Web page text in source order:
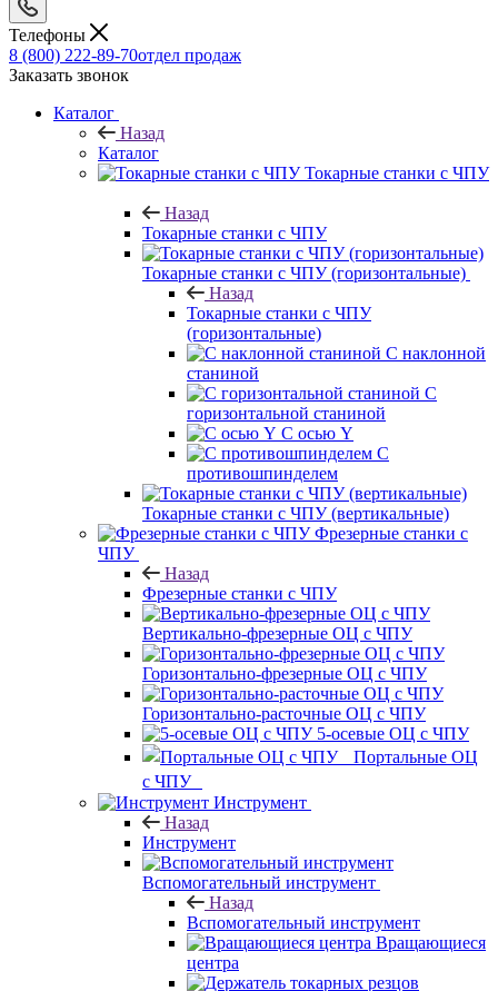
Телефоны
8 (800) 222-89-70отдел продаж
Заказать звонок
Каталог
Назад
Каталог
Токарные станки с ЧПУ
Назад
Токарные станки с ЧПУ
Токарные станки с ЧПУ (горизонтальные)
Назад
Токарные станки с ЧПУ
(горизонтальные)
С наклонной
станиной
С
горизонтальной станиной
С осью Y
С
противошпинделем
Токарные станки с ЧПУ (вертикальные)
Фрезерные станки с
ЧПУ
Назад
Фрезерные станки с ЧПУ
Вертикально-фрезерные ОЦ с ЧПУ
Горизонтально-фрезерные ОЦ с ЧПУ
Горизонтально-расточные ОЦ с ЧПУ
5-осевые ОЦ с ЧПУ
Портальные ОЦ
с ЧПУ
Инструмент
Назад
Инструмент
Вспомогательный инструмент
Назад
Вспомогательный инструмент
Вращающиеся
центра